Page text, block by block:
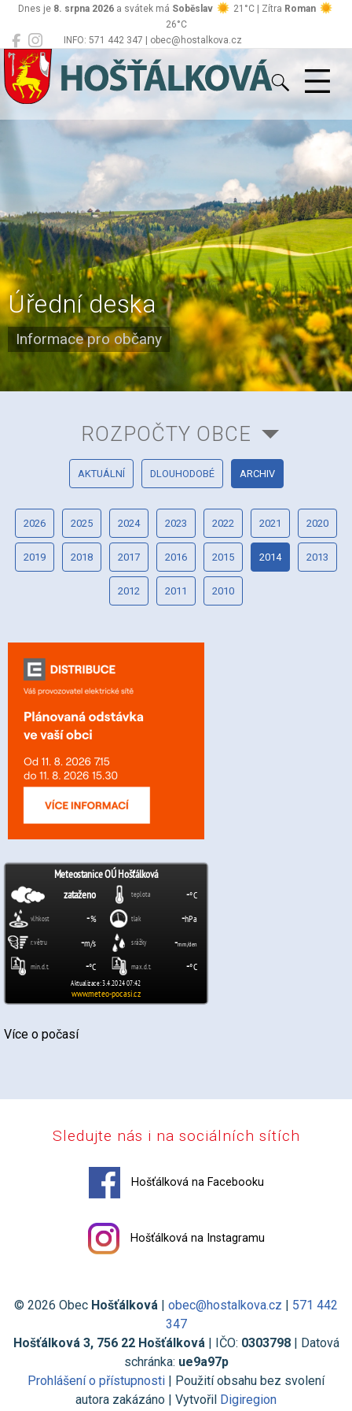
INFO: 571 442 347 | obec@hostalkova.cz
Dnes je 8. srpna 2026 a svátek má Soběslav 21°C | Zítra Roman
26°C
Hošťálková
Úřední deska
Informace pro občany
Více o počasí
ROZPOČTY OBCE
AKTUÁLNÍ DLOUHODOBÉ ARCHIV
2026 2025 2024 2023 2022 2021 2020
2019 2018 2017 2016 2015 2014 2013
2012 2011 2010
Sledujte nás i na sociálních sítích
Hošťálková na Facebooku
Hošťálková na Instagramu
© 2026 Obec Hošťálková | obec@hostalkova.cz | 571 442
347
Hošťálková 3, 756 22 Hošťálková| IČO: 0303798| Datová
schránka: ue9a97p
Prohlášení o přístupnosti | Použití obsahu bez svolení
autora zakázáno | Vytvořil Digiregion